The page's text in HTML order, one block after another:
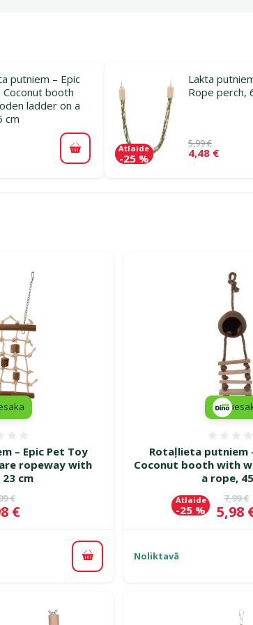
putniem – Epic
booth
ladder on a
cm
Pievienot grozam
Lakta
Rope perch,
5,99 €
4,48 €
Atlaide
-25 %
– Epic Pet Toy
ropeway with
cm
cena
€
€
Pievienot grozam
Rotaļlieta putniem
Coconut booth with
a rope,
7,99 €
Cena
5,98
Atlaide
-25 %
Noliktavā